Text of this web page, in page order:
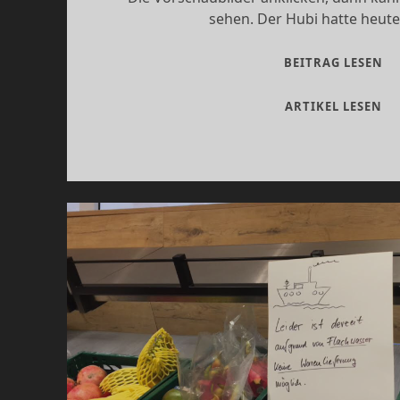
sehen. Der Hubi hatte
BEITRAG LESEN
ARTIKEL LESEN